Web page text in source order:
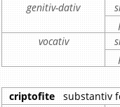
genitiv-dativ
vocativ
criptofite substantiv